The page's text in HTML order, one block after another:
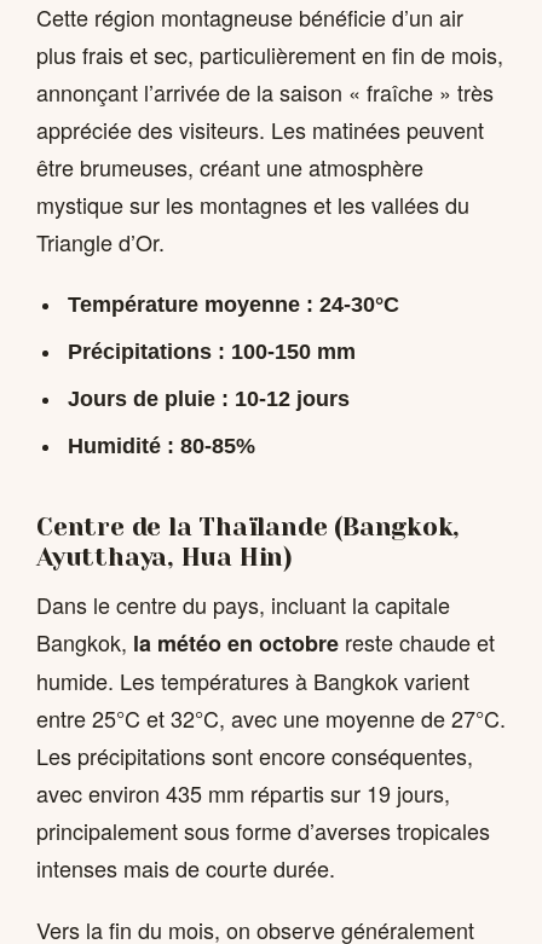
Cette région montagneuse bénéficie d’un air
plus frais et sec, particulièrement en fin de mois,
annonçant l’arrivée de la saison « fraîche » très
appréciée des visiteurs. Les matinées peuvent
être brumeuses, créant une atmosphère
mystique sur les montagnes et les vallées du
Triangle d’Or.
Température moyenne : 24-30°C
Précipitations : 100-150 mm
Jours de pluie : 10-12 jours
Humidité : 80-85%
Centre de la Thaïlande (Bangkok,
Ayutthaya, Hua Hin)
Dans le centre du pays, incluant la capitale
Bangkok, la météo en octobre reste chaude et
humide. Les températures à Bangkok varient
entre 25°C et 32°C, avec une moyenne de 27°C.
Les précipitations sont encore conséquentes,
avec environ 435 mm répartis sur 19 jours,
principalement sous forme d’averses tropicales
intenses mais de courte durée.
Vers la fin du mois, on observe généralement